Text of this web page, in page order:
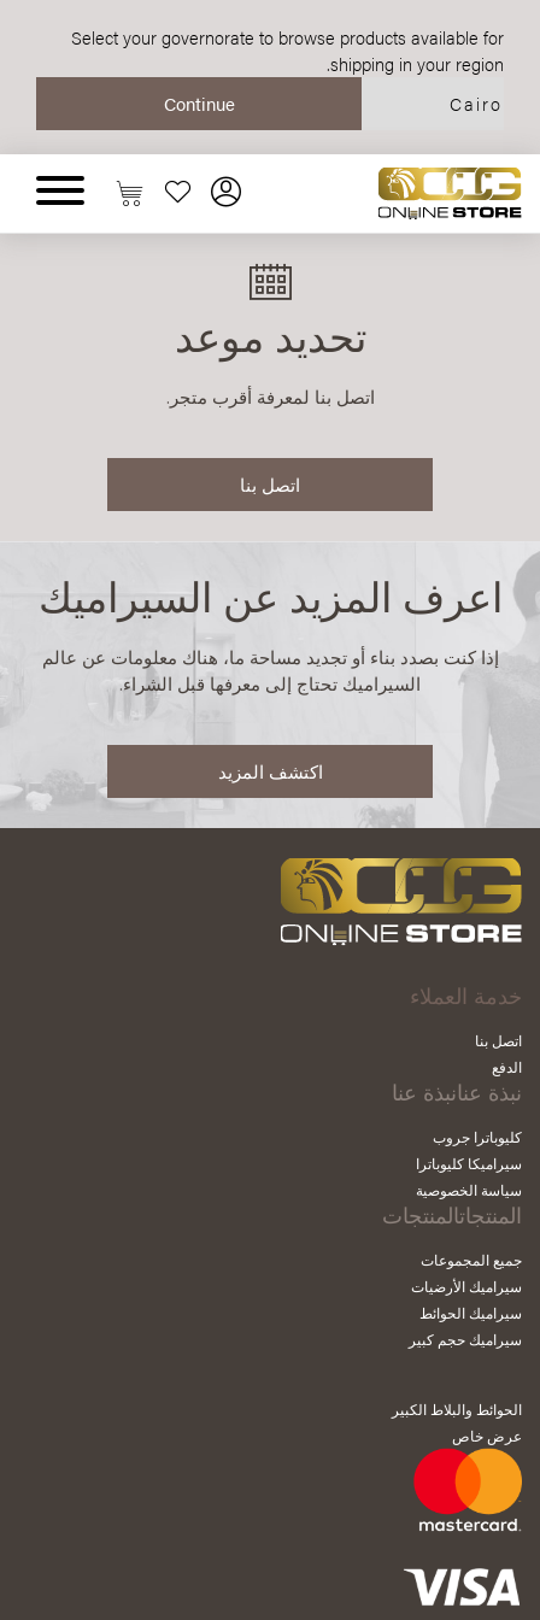
Select your governorate to browse products available for
shipping in your region.
تحديد موعد
اتصل بنا لمعرفة أقرب متجر.
اتصل بنا
اعرف المزيد عن السيراميك
إذا كنت بصدد بناء أو تجديد مساحة ما، هناك معلومات عن عالم
السيراميك تحتاج إلى معرفها قبل الشراء.
اكتشف المزيد
خدمة العملاء
اتصل بنا
الدفع
نبذة عنانبذة عنا
كليوباترا جروب
سيراميكا كليوباترا
سياسة الخصوصية
المنتجاتالمنتجات
جميع المجموعات
سيراميك الأرضيات
سيراميك الحوائط
سيراميك حجم كبير
الحوائط والبلاط الكبير
عرض خاص